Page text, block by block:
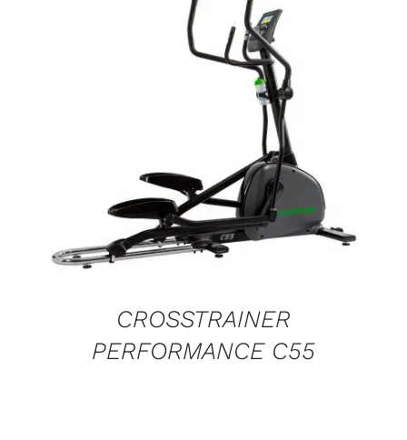
CROSSTRAINER
PERFORMANCE C55